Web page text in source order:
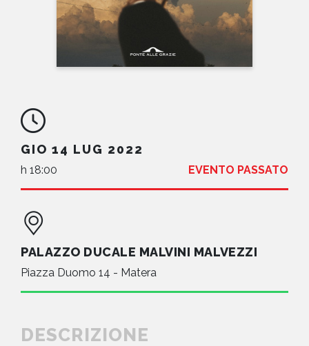
GIO 14 LUG 2022
h 18:00 EVENTO PASSATO
PALAZZO DUCALE MALVINI MALVEZZI
Piazza Duomo 14 - Matera
DESCRIZIONE